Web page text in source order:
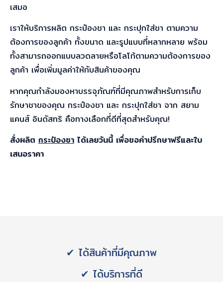
เสมอ
เราให้บริการผลิต กระป๋องชา และ กระปุกใส่ชา ตามความ
ต้องการของลูกค้า ทั้งขนาด และรูปแบบที่หลากหลาย พร้อม
ทั้งสามารถออกแบบลวดลายหรือโลโก้ตามความต้องการของ
ลูกค้า เพื่อเพิ่มมูลค่าให้กับสินค้าของคุณ
หากคุณกำลังมองหาบรรจุภัณฑ์ที่มีคุณภาพสำหรับการเก็บ
รักษาชาของคุณ กระป๋องชา และ กระปุกใส่ชา จาก สยาม
แคนส์ อินดัสทริ คือทางเลือกที่ดีที่สุดสำหรับคุณ!
สั่งผลิต กระป๋องชา ได้เลยวันนี้ เพื่อขอคำปรึกษาฟรีและใบ
เสนอราคา
✔ ได้สินค้าที่มีคุณภาพ
✔ ได้บริการที่ดี